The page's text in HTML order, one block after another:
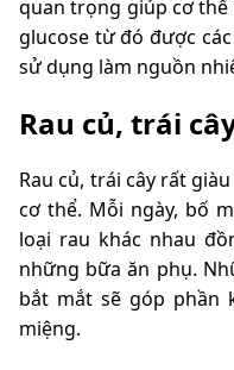
quan trọng giúp cơ
glucose từ đó được
sử dụng làm nguồn
Rau củ, trái
Rau củ, trái cây rất
cơ thể. Mỗi ngày, bố
loại rau khác nhau
những bữa ăn phụ.
bắt mắt sẽ góp phần
miệng.